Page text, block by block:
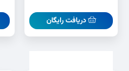
دریافت رایگان